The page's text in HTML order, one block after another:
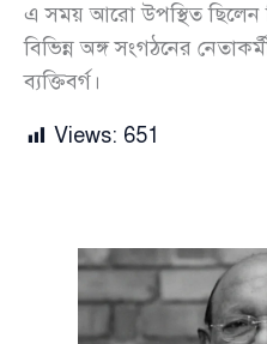
এ সময় আরো উপস্থিত
বিভিন্ন অঙ্গ সংগঠনের
ব্যক্তিবর্গ।
Views: 651